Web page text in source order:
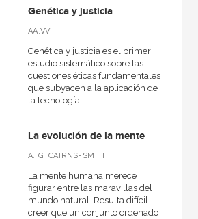
e Innovación
Genética y justicia
AA.VV.
Genética y justicia es el primer
estudio sistemático sobre las
cuestiones éticas fundamentales
que subyacen a la aplicación de
la tecnología...
La evolución de la mente
A. G. CAIRNS-SMITH
La mente humana merece
figurar entre las maravillas del
mundo natural. Resulta difícil
creer que un conjunto ordenado